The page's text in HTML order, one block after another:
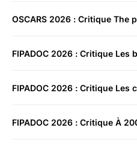
OSCARS 2026 : Critique The
FIPADOC 2026 : Critique Les
FIPADOC 2026 : Critique Les
FIPADOC 2026 : Critique À